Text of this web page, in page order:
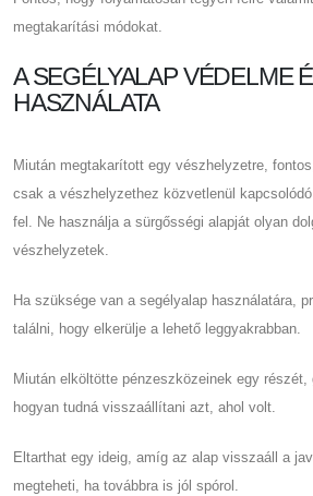
megtakarítási módokat.
A SEGÉLYALAP VÉDELME
HASZNÁLATA
Miután megtakarított egy vészhelyzetre,
csak a vészhelyzethez közvetlenül
fel. Ne használja a sürgősségi alapját olyan
vészhelyzetek.
Ha szüksége van a segélyalap használatára,
találni, hogy elkerülje a lehető leggyakrabban.
Miután elköltötte pénzeszközeinek egy részét,
hogyan tudná visszaállítani azt, ahol volt.
Eltarthat egy ideig, amíg az alap visszaáll a
megteheti, ha továbbra is jól spórol.